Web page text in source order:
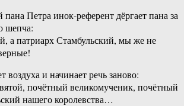
Петра инок-референт дёргает пана за
шепча:
а патриарх Стамбульский, мы же не
воздуха и начинает речь заново:
почётный великомученик, почётный
нашего королевства…